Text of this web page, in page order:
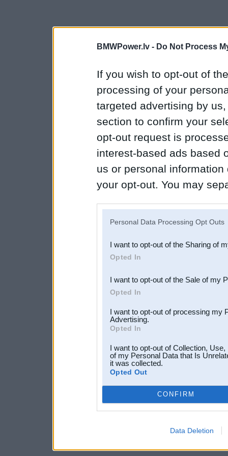
BMWPower.lv - Do Not Process
If you wish to opt-out of
processing of your
targeted advertising by
section to confirm your
opt-out request is
interest-based ads based
us or personal
your opt-out. You may
Downstream Participants
third parties.
Personal Data Processing Opt Outs
I want to opt-out of the Sharing of
Opted In
I want to opt-out of the Sale of my
Opted In
I want to opt-out of processing my
Advertising.
Opted In
I want to opt-out of Collection,
of my Personal Data that Is
it was collected.
Opted Out
CONFIRM
Data Deletion